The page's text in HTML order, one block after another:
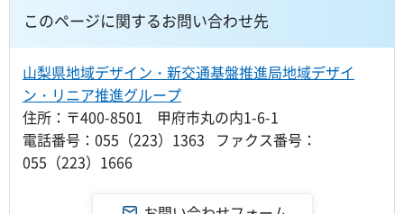
このページに関するお問い合わせ先
山梨県地域デザイン・新交通基盤推進局地域デザイ
ン・リニア推進グループ
住所：〒400-8501 甲府市丸の内1-6-1
電話番号：055（223）1363 ファクス番号：
055（223）1666